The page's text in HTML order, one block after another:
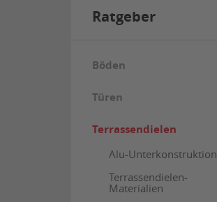
Ratgeber
Böden
Türen
Terrassendielen
Alu-Unterkonstruktion
Terrassendielen-
Materialien